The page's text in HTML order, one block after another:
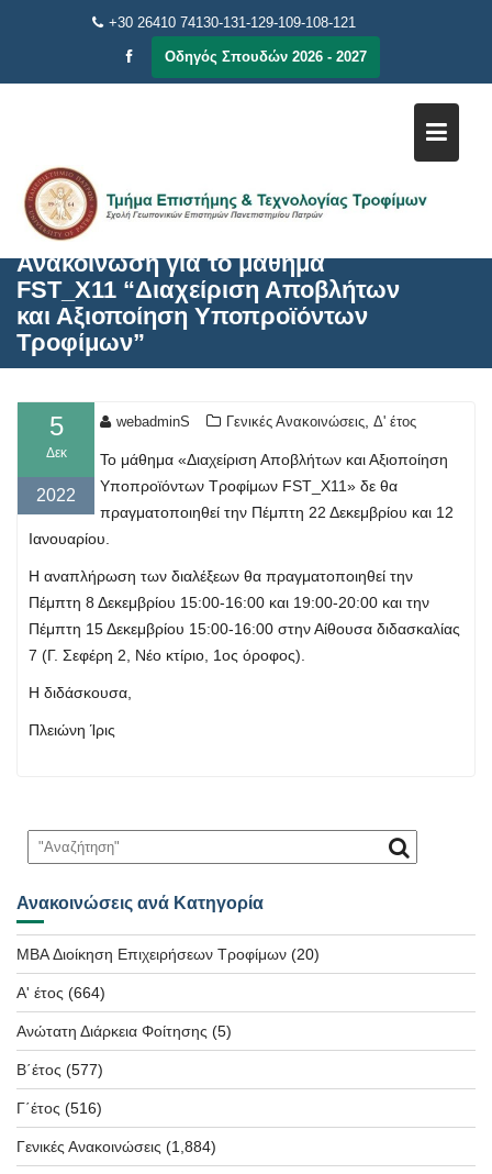
+30 26410 74130-131-129-109-108-121
Οδηγός Σπουδών 2026 - 2027
Ανακοίνωση για το μάθημα
FST_X11 “Διαχείριση Αποβλήτων
και Αξιοποίηση Υποπροϊόντων
Τροφίμων”
5
Δεκ
2022
webadminS Γενικές Ανακοινώσεις, Δ' έτος
Το μάθημα «Διαχείριση Αποβλήτων και Αξιοποίηση
Υποπροϊόντων Τροφίμων FST_X11» δε θα
πραγματοποιηθεί την Πέμπτη 22 Δεκεμβρίου και 12
Ιανουαρίου.
Η αναπλήρωση των διαλέξεων θα πραγματοποιηθεί την
Πέμπτη 8 Δεκεμβρίου 15:00-16:00 και 19:00-20:00 και την
Πέμπτη 15 Δεκεμβρίου 15:00-16:00 στην Αίθουσα διδασκαλίας
7 (Γ. Σεφέρη 2, Νέο κτίριο, 1ος όροφος).
Η διδάσκουσα,
Πλειώνη Ίρις
Ανακοινώσεις ανά Κατηγορία
MBA Διοίκηση Επιχειρήσεων Τροφίμων (20)
Α' έτος (664)
Ανώτατη Διάρκεια Φοίτησης (5)
Β΄έτος (577)
Γ΄έτος (516)
Γενικές Ανακοινώσεις (1,884)